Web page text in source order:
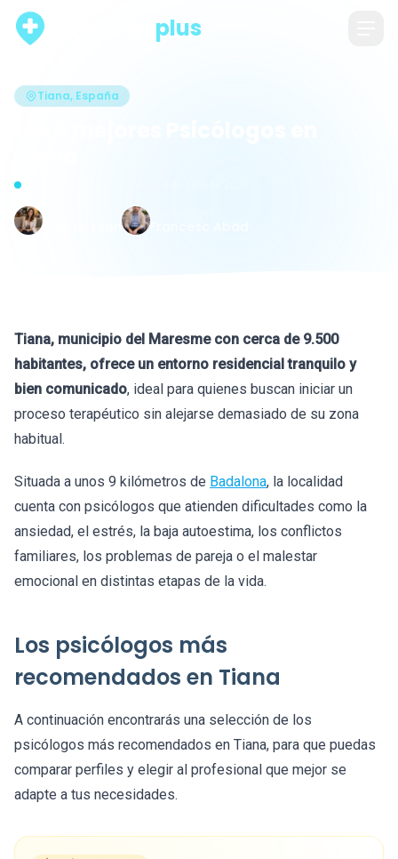
plus
Tiana, España
Tiana, municipio del Maresme con cerca de 9.500
habitantes, ofrece un entorno residencial tranquilo y
bien comunicado, ideal para quienes buscan iniciar un
proceso terapéutico sin alejarse demasiado de su zona
habitual.
Situada a unos 9 kilómetros de Badalona, la localidad
cuenta con psicólogos que atienden dificultades como la
ansiedad, el estrés, la baja autoestima, los conflictos
familiares, los problemas de pareja o el malestar
emocional en distintas etapas de la vida.
Los psicólogos más
recomendados en Tiana
A continuación encontrarás una selección de los
psicólogos más recomendados en Tiana, para que puedas
comparar perfiles y elegir al profesional que mejor se
adapte a tus necesidades.